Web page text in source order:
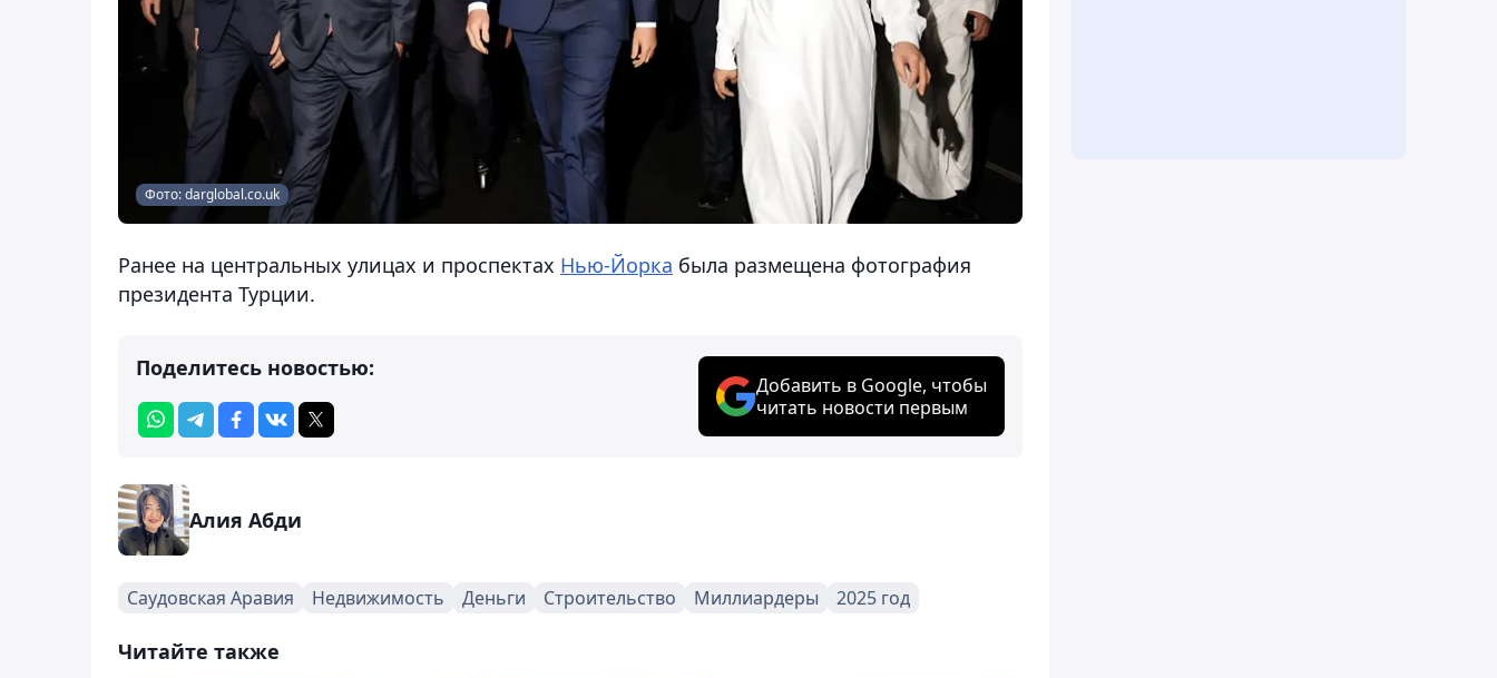
Фото: darglobal.co.uk
Ранее на центральных улицах и проспектах Нью-Йорка была размещена фотография
президента Турции.
Поделитесь новостью:
Добавить в Google, чтобы
читать новости первым
Алия Абди
Саудовская Аравия Недвижимость Деньги Строительство Миллиардеры 2025 год
Читайте также